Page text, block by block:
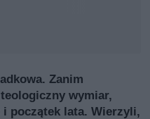
Zanim
wymiar,
początek lata. Wierzyli,